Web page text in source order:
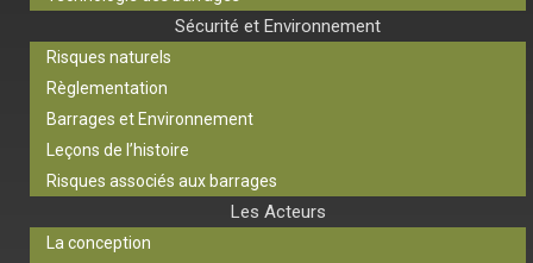
Sécurité et Environnement
Risques naturels
Règlementation
Barrages et Environnement
Leçons de l’histoire
Risques associés aux barrages
Les Acteurs
La conception